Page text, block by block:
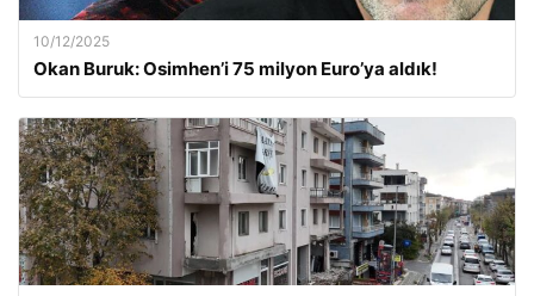
10/12/2025
Okan Buruk: Osimhen’i 75 milyon Euro’ya aldık!